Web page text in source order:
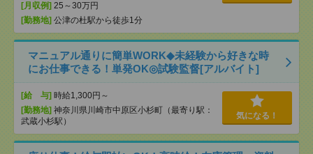
[月収例] 25～30万円
[勤務地] 公津の杜駅から徒歩1分
マニュアル通りに簡単WORK◆未経験から好きな時
にお仕事できる！単発OK◎試験監督[アルバイト]
[給 与] 時給1,300円～
[勤務地] 神奈川県川崎市中原区小杉町（最寄り駅：
武蔵小杉駅）
気になる！